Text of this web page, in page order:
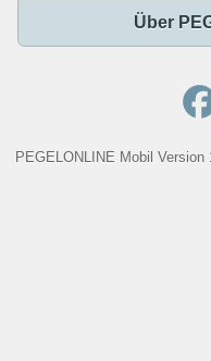
Über
PEGELONLINE Mobil